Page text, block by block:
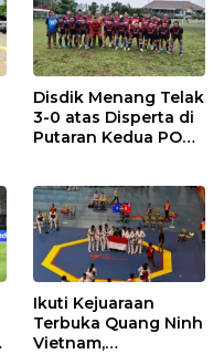
Disdik Menang Telak
3-0 atas Disperta di
Putaran Kedua POP
Ikuti Kejuaraan
Terbuka Quang Ninh
Vietnam,